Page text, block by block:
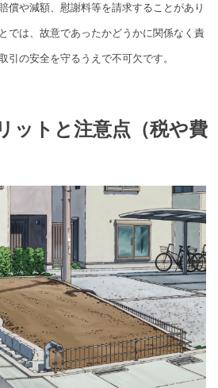
償や減額、慰謝料等を請求することがあり
では、故意であったかどうかに関係なく責
引の安全を守るうえで不可欠です。
ットと注意点（税や費